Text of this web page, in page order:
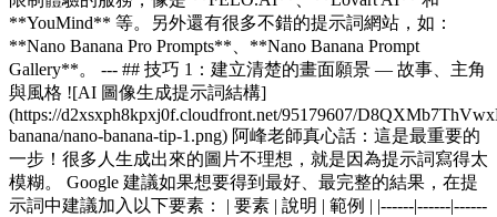
**YouMind** 等。另外還有很多不錯的提示詞網站，如：
**Nano Banana Pro Prompts**、**Nano Banana Prompt
Gallery**。 --- ## 技巧 1：建立清楚的畫面願景 — 故事、主角
與風格 ![AI 圖像生成提示詞結構]
(https://d2xsxph8kpxj0f.cloudfront.net/95179607/
banana/nano-banana-tip-1.png) 阿峰老師真心話：這是最重要的
一步！很多人生成出來的圖片不理想，就是因為提示詞寫得太
模糊。 Google 建議如果想要得到最好、最完整的結果，在提
示詞中建議加入以下要素： | 要素 | 說明 | 範例 | |------|------|------